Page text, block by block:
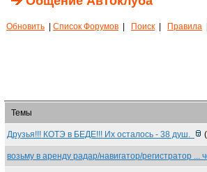
Обновить Список Форумов Поиск Правила
Темы
Друзья!!! КОТЭ в БЕДЕ!!! Их осталось - 38 душ. (
возьму в аренду радар/навигатор/регистратор ...